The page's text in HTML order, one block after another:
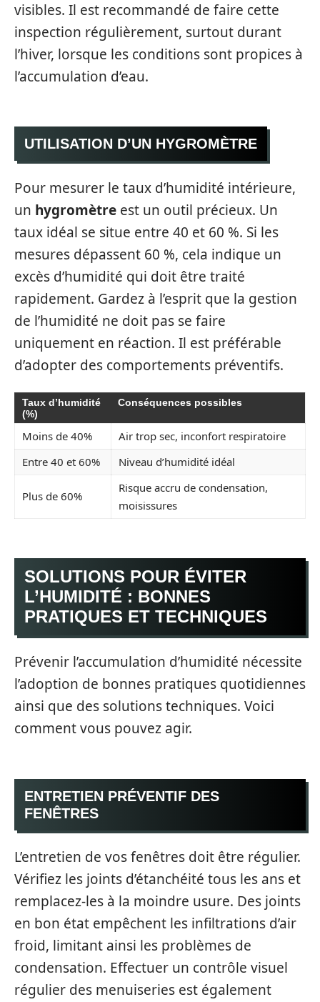
visibles. Il est recommandé de faire cette
inspection régulièrement, surtout durant
l’hiver, lorsque les conditions sont propices à
l’accumulation d’eau.
UTILISATION D’UN HYGROMÈTRE
Pour mesurer le taux d’humidité intérieure,
un hygromètre est un outil précieux. Un
taux idéal se situe entre 40 et 60 %. Si les
mesures dépassent 60 %, cela indique un
excès d’humidité qui doit être traité
rapidement. Gardez à l’esprit que la gestion
de l’humidité ne doit pas se faire
uniquement en réaction. Il est préférable
d’adopter des comportements préventifs.
Taux d’humidité
(%)
Conséquences possibles
Moins de 40%
Air trop sec, inconfort respiratoire
Entre 40 et 60%
Niveau d’humidité idéal
Plus de 60%
Risque accru de condensation,
moisissures
SOLUTIONS POUR ÉVITER
L’HUMIDITÉ : BONNES
PRATIQUES ET TECHNIQUES
Prévenir l’accumulation d’humidité nécessite
l’adoption de bonnes pratiques quotidiennes
ainsi que des solutions techniques. Voici
comment vous pouvez agir.
ENTRETIEN PRÉVENTIF DES
FENÊTRES
L’entretien de vos fenêtres doit être régulier.
Vérifiez les joints d’étanchéité tous les ans et
remplacez-les à la moindre usure. Des joints
en bon état empêchent les infiltrations d’air
froid, limitant ainsi les problèmes de
condensation. Effectuer un contrôle visuel
régulier des menuiseries est également